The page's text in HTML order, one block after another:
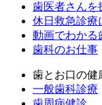
歯医者さんを
休日救急診療
動画でわかる
歯科のお仕事
歯とお口の健
一般歯科診療